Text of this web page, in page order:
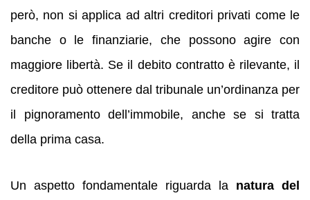
però, non si applica ad altri creditori privati come le
banche o le finanziarie, che possono agire con
maggiore libertà. Se il debito contratto è rilevante, il
creditore può ottenere dal tribunale un’ordinanza per
il pignoramento dell’immobile, anche se si tratta
della prima casa.
Un aspetto fondamentale riguarda la natura del